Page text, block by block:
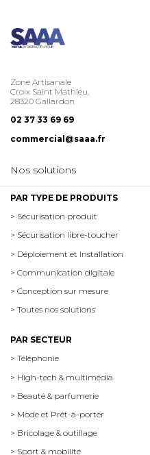
Zone Artisanale
Croix Saint Mathieu,
28320 Gallardon
02 37 33 69 69
commercial@saaa.fr
Nos solutions
PAR TYPE DE PRODUITS
> Sécurisation produit
> Sécurisation libre-toucher
> Déploiement et Installation
> Communication digitale
> Conception sur mesure
> Toutes nos solutions
PAR SECTEUR
> Téléphonie
> High-tech & multimédia
> Beauté & parfumerie
> Mode et Prêt-à-porter
> Bricolage & outillage
> Sport & mobilité